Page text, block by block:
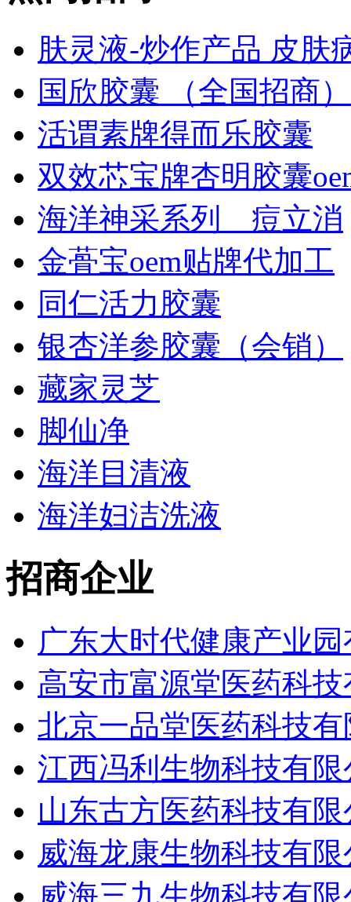
肤灵液-炒作产品 皮肤
国欣胶囊 （全国招商）
活谓素牌得而乐胶囊
双效芯宝牌杏明胶囊
海洋神采系列＿痘立消
金蓇宝oem贴牌代加工
同仁活力胶囊
银杏洋参胶囊（会销）
藏家灵芝
脚仙净
海洋目清液
海洋妇洁洗液
招商企业
广东大时代健康产业
高安市富源堂医药科技
北京一品堂医药科技
江西冯利生物科技有限
山东古方医药科技有
威海龙康生物科技有